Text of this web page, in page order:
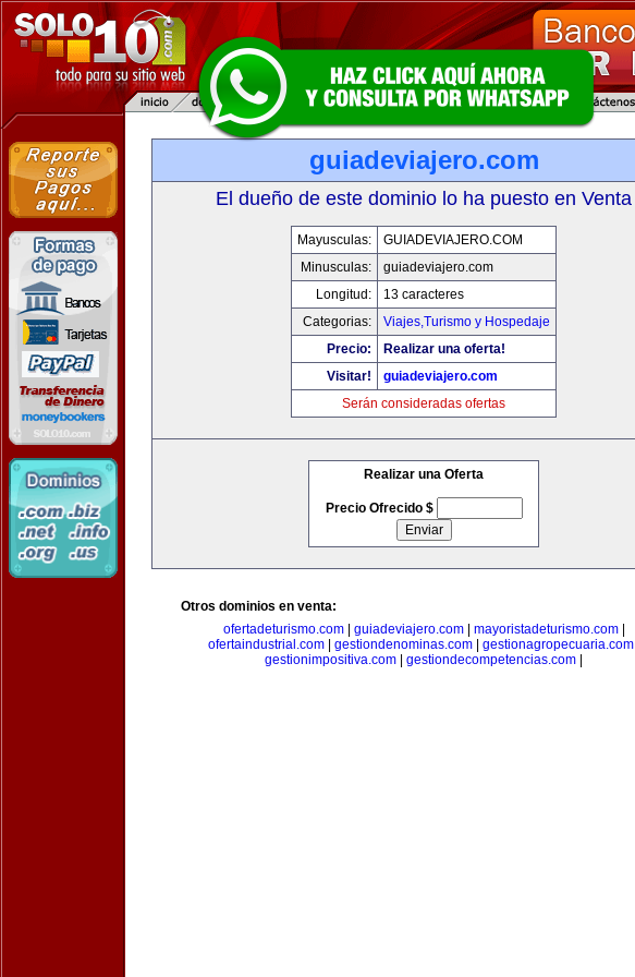
guiadeviajero.com
El dueño de este dominio lo ha puesto en Venta
Mayusculas:
GUIADEVIAJERO.COM
Minusculas:
guiadeviajero.com
Longitud:
13 caracteres
Categorias:
Viajes,Turismo y Hospedaje
Precio:
Realizar una oferta!
Visitar!
guiadeviajero.com
Serán consideradas ofertas
Realizar una Oferta
Precio Ofrecido $
Otros dominios en venta:
ofertadeturismo.com| guiadeviajero.com| mayoristadeturismo.com|
ofertaindustrial.com| gestiondenominas.com| gestionagropecuaria.com|
gestionimpositiva.com
gestiondecompetencias.com